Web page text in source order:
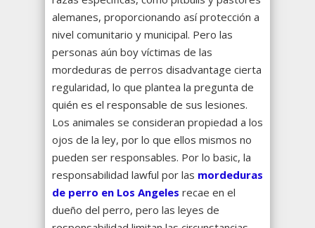
alemanes, proporcionando así protección a
nivel comunitario y municipal. Pero las
personas aún boy víctimas de las
mordeduras de perros disadvantage cierta
regularidad, lo que plantea la pregunta de
quién es el responsable de sus lesiones.
Los animales se consideran propiedad a los
ojos de la ley, por lo que ellos mismos no
pueden ser responsables. Por lo basic, la
responsabilidad lawful por las mordeduras
de perro en Los Angeles recae en el
dueño del perro, pero las leyes de